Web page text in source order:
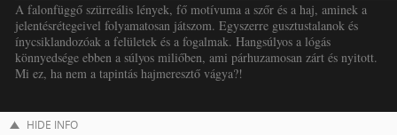
A falonfüggő szürreális lények, fő motívuma a szőr és a haj, aminek a
jelentésrétegeivel folyamatosan játszom. Egyszerre gusztustalanok és
ínycsiklandozóak a felületek és a fogalmak. Hangsúlyos a lógás
könnyedsége ebben a súlyos miliőben, ami párhuzamosan zárt és nyitott.
Mi ez, ha nem a tapintás hajmeresztő vágya?!
HIDE INFO